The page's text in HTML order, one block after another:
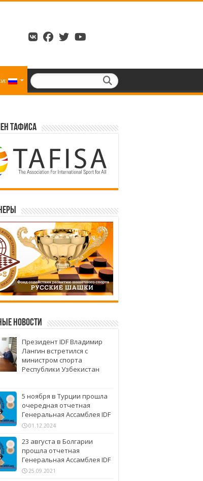
ТАФИСА
новости
Президент IDF Владимир
Лангин встретился с
министром спорта
Республики Узбекистан
5 ноября в Турции прошла
очередная отчетная
Генеральная Ассамблея IDF
01.12.2024
23 августа в Болгарии
прошла отчетная
Генеральная Ассамблея IDF
25.09.2021